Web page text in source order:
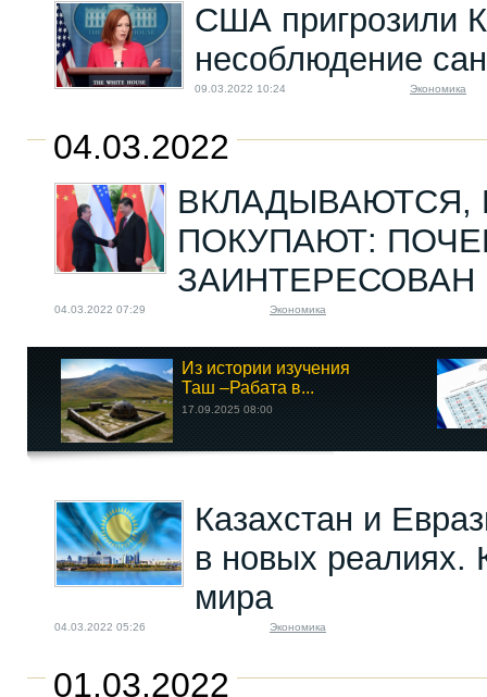
США пригрозили
несоблюдение
09.03.2022 10:24 Экономика
04.03.2022
ВКЛАДЫВАЮТСЯ,
ПОКУПАЮТ:
ЗАИНТЕРЕСОВАН
04.03.2022 07:29 Экономика
Из истории изучения
Таш –Рабата в...
17.09.2025 08:00
Казахстан и
в новых реалиях.
мира
04.03.2022 05:26 Экономика
01.03.2022